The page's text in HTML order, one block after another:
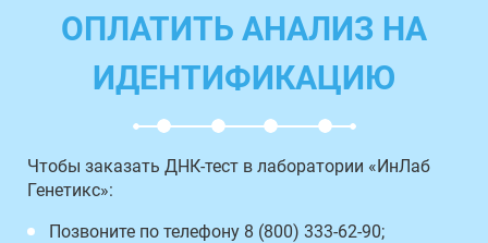
ОПЛАТИТЬ АНАЛИЗ НА
ИДЕНТИФИКАЦИЮ
Чтобы заказать ДНК-тест в лаборатории «ИнЛаб
Генетикс»:
Позвоните по телефону 8 (800) 333-62-90;